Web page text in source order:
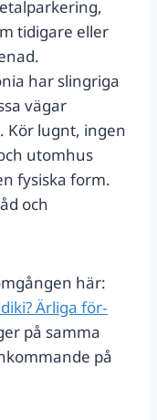
tidigare eller
har slingriga
vägar
Kör lugnt, ingen
utomhus
fysiska form.
och
här:
Ärliga för‑
på samma
på